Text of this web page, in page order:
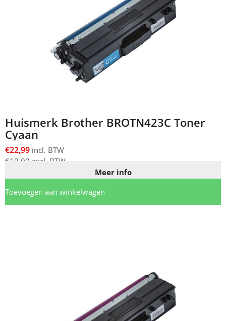
Huismerk Brother BROTN423C Toner
Cyaan
€22,99 incl. BTW
€19,00 excl. BTW
Meer info
Toevoegen aan winkelwagen